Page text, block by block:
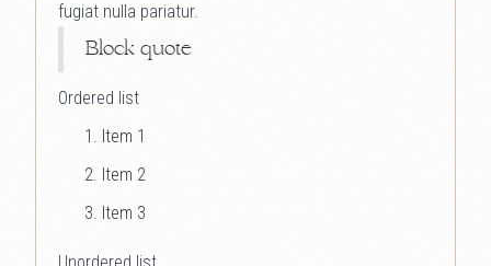
fugiat nulla pariatur.
Block quote
Ordered list
Item 1
Item 2
Item 3